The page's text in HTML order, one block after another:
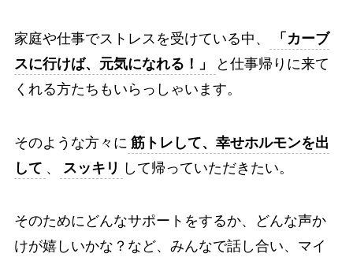
家庭や仕事でストレスを受けている中、
「カーブ
スに行けば、元気になれる！」
と仕事帰りに来て
くれる方たちもいらっしゃいます。
そのような方々に 筋トレして、幸せホルモンを出
して 、 スッキリ して帰っていただきたい。
そのためにどんなサポートをするか、どんな声か
けが嬉しいかな？など、みんなで話し合い、マイ